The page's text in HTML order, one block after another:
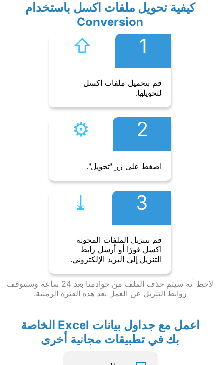
كيفية تحويل ملفات اكسل باستخدام
Conversion
1
⇧︎
قم بتحميل ملفات اكسل
لتحويلها.
2
⚙︎
اضغط على زر "تحويل".
3
⤓︎
قم بتنزيل الملفات المحولة
اكسل فورًا أو أرسل رابط
التنزيل إلى البريد الإلكتروني.
لاحظ أنه سيتم حذف الملف من خوادمنا بعد 24 ساعة وستتوقف
روابط التنزيل عن العمل بعد هذه الفترة الزمنية.
اعمل مع جداول بيانات Excel الخاصة
بك في تطبيقات مجانية أخرى